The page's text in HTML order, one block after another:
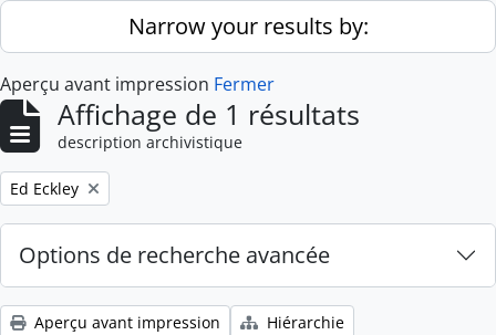
Skip to main contentNarrow your results by:
Aperçu avant impression Fermer
Affichage de 1 résultats
description archivistique
Remove filter:
Ed Eckley
Options de recherche avancée
Aperçu avant impression
Hiérarchie